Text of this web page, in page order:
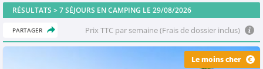
RÉSULTATS >7SÉJOURS EN CAMPING LE 29/08/2026
PARTAGER Prix TTC par semaine (Frais de dossier inclus)
Le moins cher